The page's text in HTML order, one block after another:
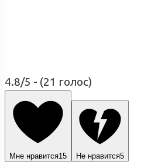
4.8/5 - (21 голос)
Мне нравится15 Не нравится5